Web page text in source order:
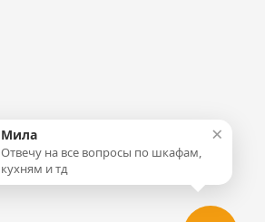
×
Мила
Отвечу на все вопросы по шкафам,
кухням и тд